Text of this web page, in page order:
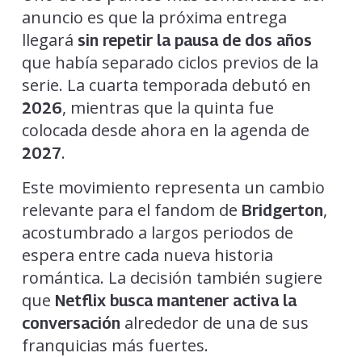
anuncio es que la próxima entrega
llegará sin repetir la pausa de dos años
que había separado ciclos previos de la
serie. La cuarta temporada debutó en
2026, mientras que la quinta fue
colocada desde ahora en la agenda de
2027.
Este movimiento representa un cambio
relevante para el fandom de Bridgerton,
acostumbrado a largos periodos de
espera entre cada nueva historia
romántica. La decisión también sugiere
que Netflix busca mantener activa la
conversación alrededor de una de sus
franquicias más fuertes.